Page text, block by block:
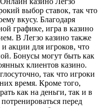
выбор ставок, так что
вкусу. Благодаря
графике, игра в казино
В Легзо казино также
акции для игроков, что
Бонусы могут быть как
клиентов казино.
так что игроки
время. Кроме того,
как на деньги, так и в
перед